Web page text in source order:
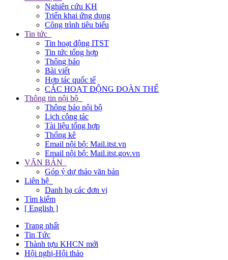
Nghiên cứu KH
Triển khai ứng dụng
Công trình tiêu biểu
Tin tức
Tin hoạt động ITST
Tin tức tổng hợp
Thông báo
Bài viết
Hợp tác quốc tế
CÁC HOẠT ĐỘNG ĐOÀN THỂ
Thông tin nội bộ
Thông báo nội bộ
Lịch công tác
Tài liệu tổng hợp
Thống kê
Email nội bộ: Mail.itst.vn
Email nội bộ: Mail.itst.gov.vn
VĂN BẢN
Góp ý dự thảo văn bản
Liên hệ
Danh bạ các đơn vị
Tìm kiếm
[ English ]
Trang nhất
Tin Tức
Thành tựu KHCN mới
Hội nghị-Hội thảo